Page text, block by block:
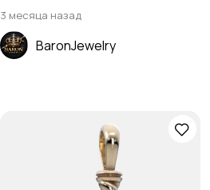
3 месяца назад
BaronJewelry